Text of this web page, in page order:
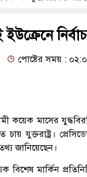
পোষ্টের সময় :
কয়েক মাসের
যুক্তরাষ্ট্র।
জানিয়েছেন।
বিশেষ মার্কিন